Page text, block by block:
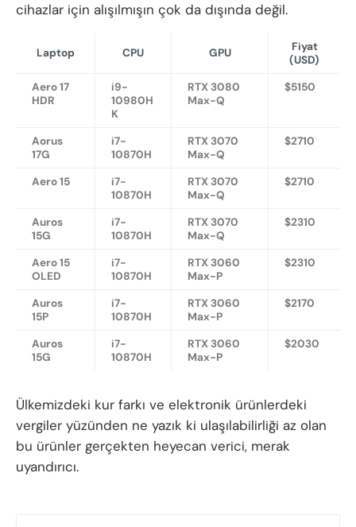
cihazlar için alışılmışın çok da dışında değil.
Laptop CPU GPU
Fiyat
(USD)
Aero 17
HDR
i9-
10980H
K
RTX 3080
Max-Q
$5150
Aorus
17G
i7-
10870H
RTX 3070
Max-Q
$2710
Aero 15
i7-
10870H
RTX 3070
Max-Q
$2710
Auros
15G
i7-
10870H
RTX 3070
Max-Q
$2310
Aero 15
OLED
i7-
10870H
RTX 3060
Max-P
$2310
Auros
15P
i7-
10870H
RTX 3060
Max-P
$2170
Auros
15G
i7-
10870H
RTX 3060
Max-P
$2030
Ülkemizdeki kur farkı ve elektronik ürünlerdeki
vergiler yüzünden ne yazık ki ulaşılabilirliği az olan
bu ürünler gerçekten heyecan verici, merak
uyandırıcı.